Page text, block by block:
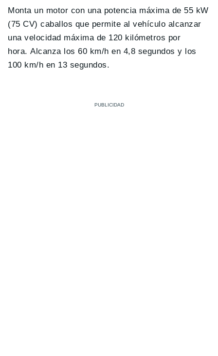
Monta un motor con una potencia máxima de 55 kW
(75 CV) caballos que permite al vehículo alcanzar
unavelocidad máxima de 120 kilómetros por
hora.Alcanza los 60 km/h en 4,8 segundos y los
100 km/h en 13 segundos.